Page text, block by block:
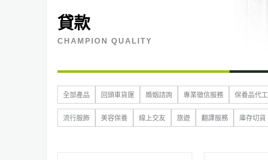
貸款
CHAMPION QUALITY
全部產品 回頭車貨運 婚姻諮詢 專業徵信服務 保養品代工
流行服飾 美容保養 線上交友 旅遊 翻譯服務 庫存切貨